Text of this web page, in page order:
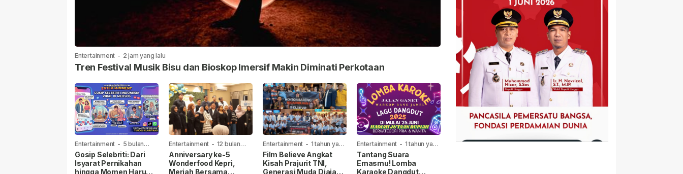
Entertainment - 2 jam yang lalu
Tren Festival Musik Bisu dan Bioskop Imersif Makin Diminati Perkotaan
Entertainment - 5 bulan
yang lalu
Gosip Selebriti: Dari
Isyarat Pernikahan
hingga Momen Haru
Entertainment - 12 bulan
yang lalu
Anniversary ke-5
Wonderfood Kepri,
Meriah Bersama
Entertainment - 1 tahun yang
lalu
Film Believe Angkat
Kisah Prajurit TNI,
Generasi Muda Diajak
Entertainment - 1 tahun yang
lalu
Tantang Suara
Emasmu! Lomba
Karaoke Dangdut